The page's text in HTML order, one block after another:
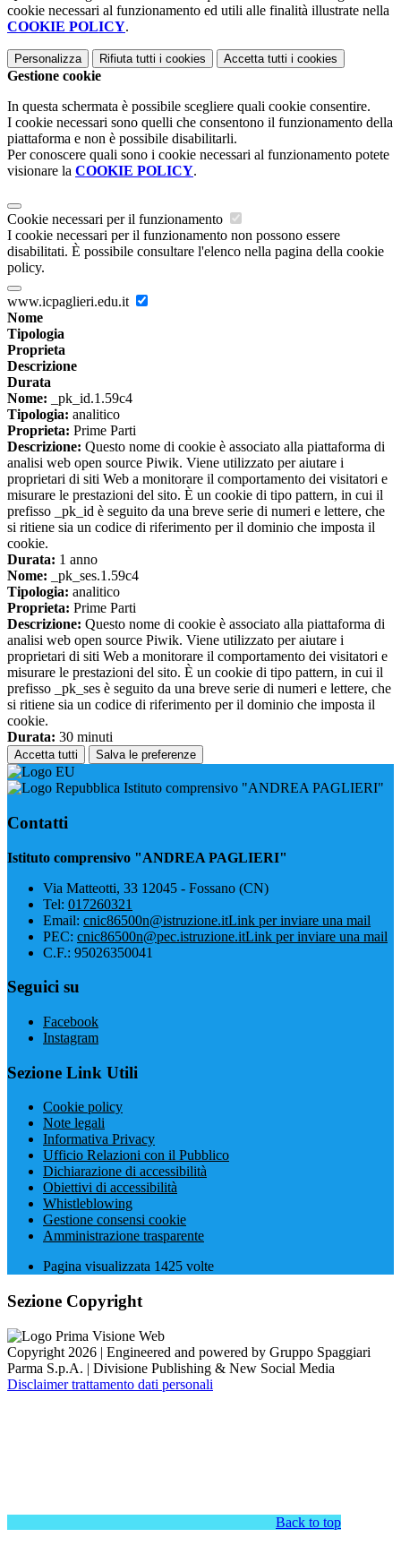
cookie necessari al funzionamento ed utili alle finalità illustrate nella
COOKIE POLICY.
Personalizza Rifiuta tutti i cookies Accetta tutti i cookies
Gestione cookie
In questa schermata è possibile scegliere quali cookie consentire.
I cookie necessari sono quelli che consentono il funzionamento della
piattaforma e non è possibile disabilitarli.
Per conoscere quali sono i cookie necessari al funzionamento potete
visionare la COOKIE POLICY.
Cookie necessari per il funzionamento
I cookie necessari per il funzionamento non possono essere
disabilitati. È possibile consultare l'elenco nella pagina della cookie
policy.
www.icpaglieri.edu.it
Nome
Tipologia
Proprieta
Descrizione
Durata
Nome: _pk_id.1.59c4
Tipologia: analitico
Proprieta: Prime Parti
Descrizione: Questo nome di cookie è associato alla piattaforma di
analisi web open source Piwik. Viene utilizzato per aiutare i
proprietari di siti Web a monitorare il comportamento dei visitatori e
misurare le prestazioni del sito. È un cookie di tipo pattern, in cui il
prefisso _pk_id è seguito da una breve serie di numeri e lettere, che
si ritiene sia un codice di riferimento per il dominio che imposta il
cookie.
Durata: 1 anno
Nome: _pk_ses.1.59c4
Tipologia: analitico
Proprieta: Prime Parti
Descrizione: Questo nome di cookie è associato alla piattaforma di
analisi web open source Piwik. Viene utilizzato per aiutare i
proprietari di siti Web a monitorare il comportamento dei visitatori e
misurare le prestazioni del sito. È un cookie di tipo pattern, in cui il
prefisso _pk_ses è seguito da una breve serie di numeri e lettere, che
si ritiene sia un codice di riferimento per il dominio che imposta il
cookie.
Durata: 30 minuti
Accetta tutti Salva le preferenze
Istituto comprensivo "ANDREA PAGLIERI"
Contatti
Istituto comprensivo "ANDREA PAGLIERI"
Via Matteotti, 33 12045 - Fossano (CN)
Tel: 017260321
Email: cnic86500n@istruzione.itLink per inviare una mail
PEC: cnic86500n@pec.istruzione.itLink per inviare una mail
C.F.: 95026350041
Seguici su
Facebook
Instagram
Sezione Link Utili
Cookie policy
Note legali
Informativa Privacy
Ufficio Relazioni con il Pubblico
Dichiarazione di accessibilità
Obiettivi di accessibilità
Whistleblowing
Gestione consensi cookie
Amministrazione trasparente
Pagina visualizzata 1425 volte
Sezione Copyright
Copyright 2026 | Engineered and powered by Gruppo Spaggiari
Parma S.p.A. | Divisione Publishing & New Social Media
Disclaimer trattamento dati personali
Back to top